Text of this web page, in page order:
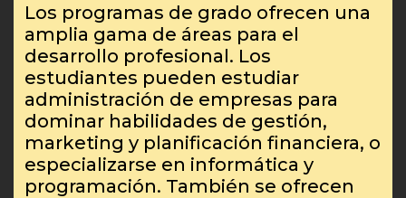
Los programas de grado ofrecen una
amplia gama de áreas para el
desarrollo profesional. Los
estudiantes pueden estudiar
administración de empresas para
dominar habilidades de gestión,
marketing y planificación financiera, o
especializarse en informática y
programación. También se ofrecen